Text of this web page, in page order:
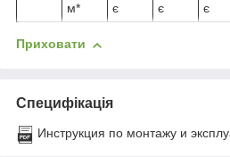
м*
є
є
є
Приховати
Специфікація
Инструкция по монтажу и